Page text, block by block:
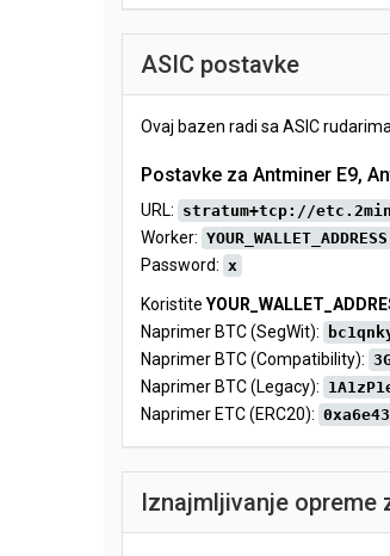
ASIC postavke
Ovaj bazen radi sa ASIC rudarima.
Postavke za Antminer E9,
URL: stratum+tcp://
Worker: YOUR_WALLET_ADDRESS
Password: x
Koristite
Naprimer BTC (SegWit):
Naprimer BTC (Compatibility):
Naprimer BTC (Legacy):
Naprimer ETC (ERC20):
Iznajmljivanje opreme